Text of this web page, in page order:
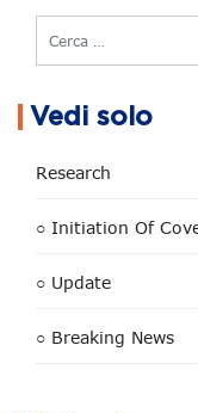
Cerca
Vedi solo
Research
○ Initiation Of
○ Update
○ Breaking News